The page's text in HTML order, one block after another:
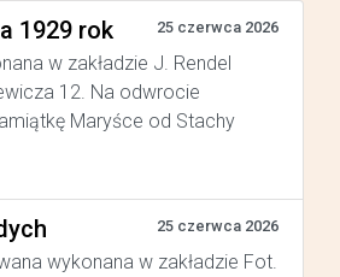
1929 rok 25 czerwca 2026
w zakładzie J. Rendel
12. Na odwrocie
Maryśce od Stachy
25 czerwca 2026
wykonana w zakładzie Fot.